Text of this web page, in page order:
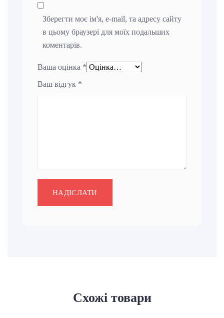
Зберегти моє ім'я, e-mail, та адресу сайту
в цьому браузері для моїх подальших
коментарів.
Ваша оцінка *
Ваш відгук *
Схожі товари